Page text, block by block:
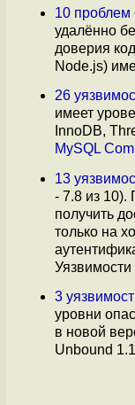
10 проблем
удалённо
доверия
Node.js)
26
имеет
InnoDB,
MySQL
13
- 7.8 из 10).
получить
только на
3
уровни
в новой
Unbound